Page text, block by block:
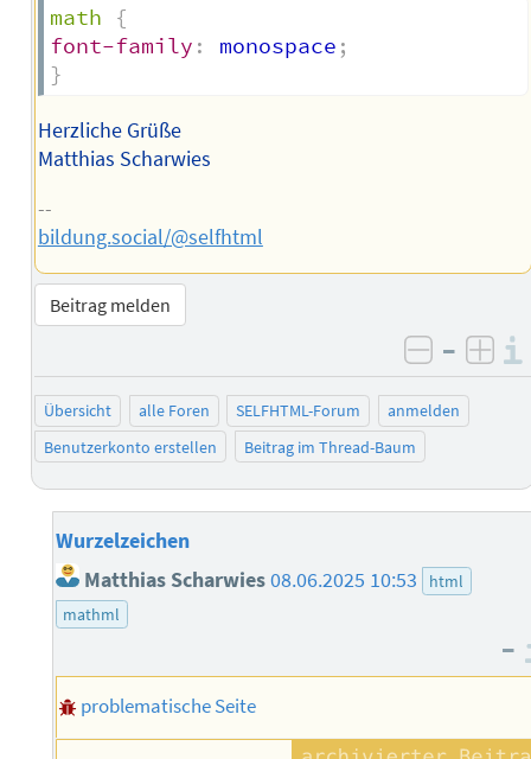
math
{
font-family : monospace ;
}
Herzliche Grüße
Matthias Scharwies
--
bildung.social/@selfhtml
Beitrag melden
negativ
–
Übersicht alle Foren SELFHTML-Forum
anmelden
Benutzerkonto erstellen
Beitrag im Thread-Baum
Wurzelzeichen
Matthias Scharwies08.06.2025 10:53
html
mathml
–
problematische Seite